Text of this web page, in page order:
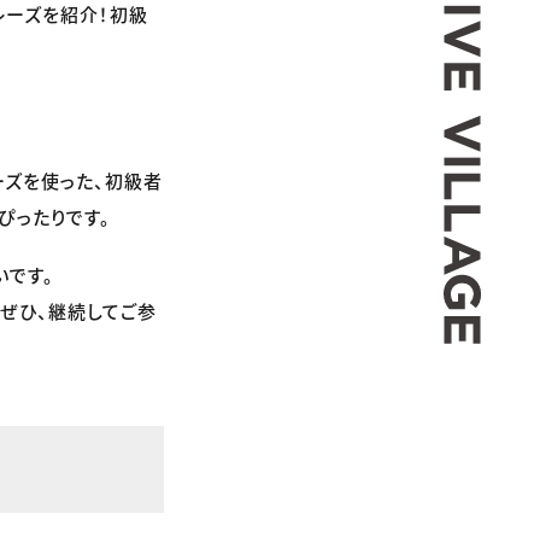
ズを紹介！初級
を使った、初級者
たりです。
す。
ひ、継続してご参